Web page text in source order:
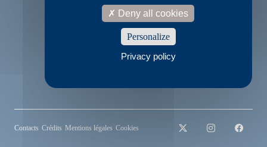
Contacts Crédits Mentions légales Cookies
Deny all cookies
Personalize
Privacy policy